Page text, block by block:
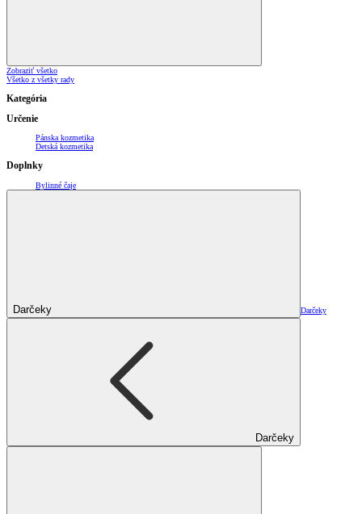
Zobraziť všetko
Všetko z všetky rady
Kategória
Určenie
Pánska kozmetika
Detská kozmetika
Doplnky
Bylinné čaje
Darčeky Darčeky
Darčeky